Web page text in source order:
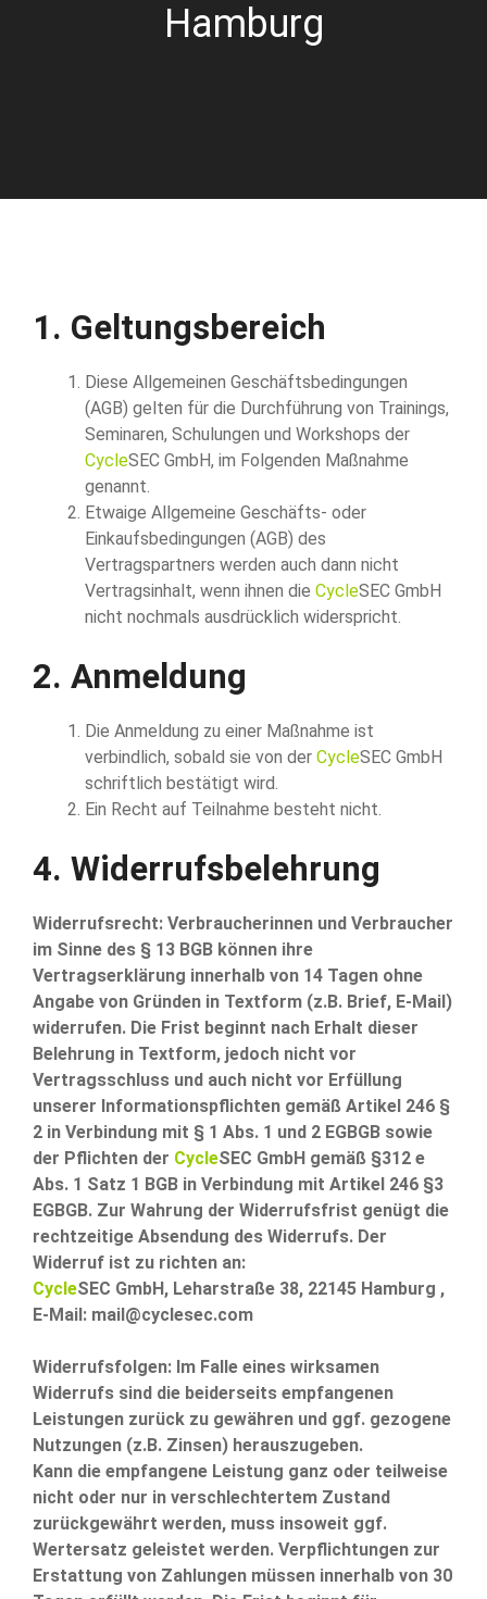
Hamburg
1. Geltungsbereich
Diese Allgemeinen Geschäftsbedingungen
(AGB) gelten für die Durchführung von Trainings,
Seminaren, Schulungen und Workshops der
CycleSEC GmbH, im Folgenden Maßnahme
genannt.
Etwaige Allgemeine Geschäfts- oder
Einkaufsbedingungen (AGB) des
Vertragspartners werden auch dann nicht
Vertragsinhalt, wenn ihnen die CycleSEC GmbH
nicht nochmals ausdrücklich widerspricht.
2. Anmeldung
Die Anmeldung zu einer Maßnahme ist
verbindlich, sobald sie von der CycleSEC GmbH
schriftlich bestätigt wird.
Ein Recht auf Teilnahme besteht nicht.
4. Widerrufsbelehrung
Widerrufsrecht: Verbraucherinnen und Verbraucher
im Sinne des § 13 BGB können ihre
Vertragserklärung innerhalb von 14 Tagen ohne
Angabe von Gründen in Textform (z.B. Brief, E-Mail)
widerrufen. Die Frist beginnt nach Erhalt dieser
Belehrung in Textform, jedoch nicht vor
Vertragsschluss und auch nicht vor Erfüllung
unserer Informationspflichten gemäß Artikel 246 §
2 in Verbindung mit § 1 Abs. 1 und 2 EGBGB sowie
der Pflichten der CycleSEC GmbH gemäß §312 e
Abs. 1 Satz 1 BGB in Verbindung mit Artikel 246 §3
EGBGB. Zur Wahrung der Widerrufsfrist genügt die
rechtzeitige Absendung des Widerrufs. Der
Widerruf ist zu richten an:
CycleSEC GmbH, Leharstraße 38, 22145 Hamburg ,
E-Mail: mail@cyclesec.com
Widerrufsfolgen: Im Falle eines wirksamen
Widerrufs sind die beiderseits empfangenen
Leistungen zurück zu gewähren und ggf. gezogene
Nutzungen (z.B. Zinsen) herauszugeben.
Kann die empfangene Leistung ganz oder teilweise
nicht oder nur in verschlechtertem Zustand
zurückgewährt werden, muss insoweit ggf.
Wertersatz geleistet werden. Verpflichtungen zur
Erstattung von Zahlungen müssen innerhalb von 30